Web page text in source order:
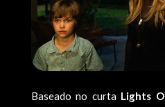
Baseado no curta Lights